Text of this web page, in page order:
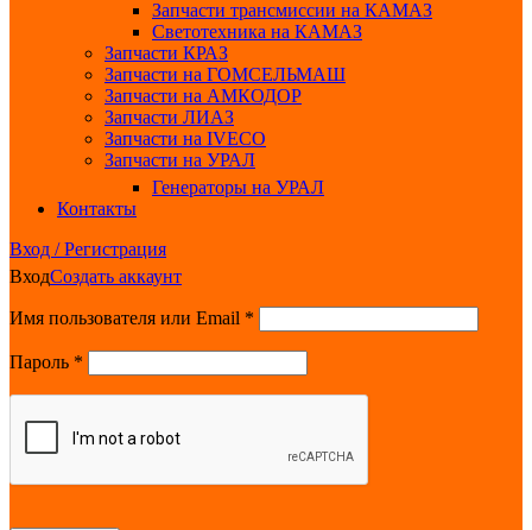
Запчасти трансмиссии на КАМАЗ
Светотехника на КАМАЗ
Запчасти КРАЗ
Запчасти на ГОМСЕЛЬМАШ
Запчасти на АМКОДОР
Запчасти ЛИАЗ
Запчасти на IVECO
Запчасти на УРАЛ
Генераторы на УРАЛ
Контакты
Вход / Регистрация
ВходСоздать аккаунт
Имя пользователя или Email *
Пароль *